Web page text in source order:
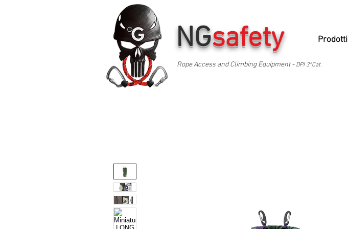
NGsafety Prodotti
Rope Access and Climbing Equipment - DPI 3°Cat.